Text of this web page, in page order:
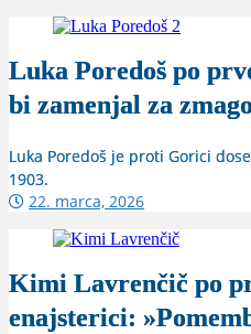
Luka Poredoš po
bi zamenjal za
Luka Poredoš je proti Gorici
1903.
22. marca, 2026
Kimi Lavrenčič po
enajsterici: